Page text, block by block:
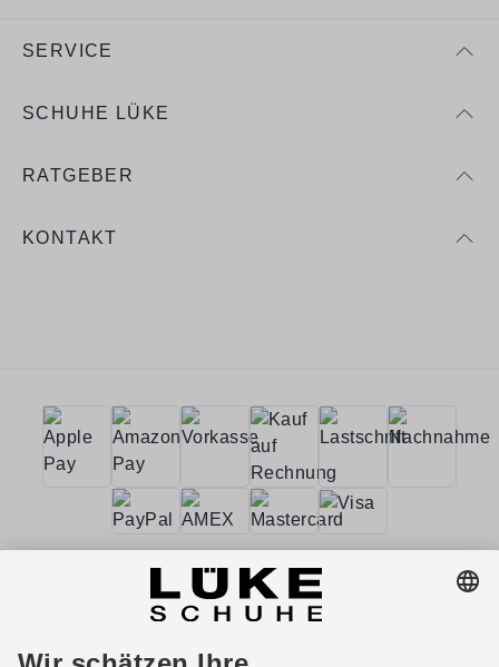
SERVICE
SCHUHE LÜKE
RATGEBER
KONTAKT